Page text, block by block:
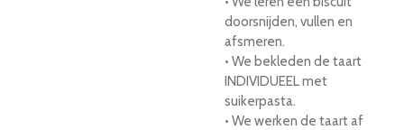
doorsnijden, vullen en
afsmeren.
• We bekleden de taart
INDIVIDUEEL met
suikerpasta.
• We werken de taart af